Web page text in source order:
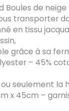
Boules de
transporter
en tissu
grâce à sa
– 45%
seulement la
x 45cm –